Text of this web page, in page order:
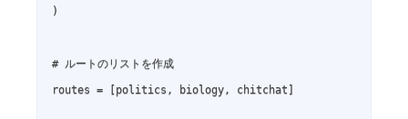
)
# ルートのリストを作成
routes = [politics, biology, chitchat]